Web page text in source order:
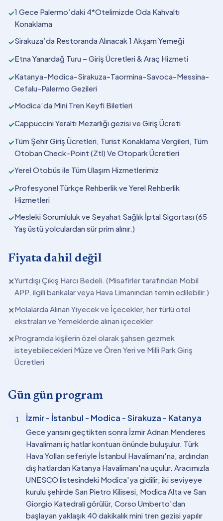
✓1 Gece Palermo’daki 4*Otelimizde Oda Kahvaltı
Konaklama
✓Sirakuza’da Restoranda Alınacak 1 Akşam Yemeği
✓Etna Yanardağ Turu – Giriş Ücretleri & Araç Hizmeti
✓Katanya-Modica-Sirakuza-Taormina-Savoca-Messina-
Cefalu-Palermo Gezileri
✓Modica’da Mini Tren Keyfi Biletleri
✓Cappuccini Yeraltı Mezarlığı gezisi ve Giriş Ücreti
✓Tüm Şehir Giriş Ücretleri, Turist Konaklama Vergileri, Tüm
Otoban Check-Point (Ztl) Ve Otopark Ücretleri
✓Yerel Otobüs ile Tüm Ulaşım Hizmetlerimiz
✓Profesyonel Türkçe Rehberlik ve Yerel Rehberlik
Hizmetleri
✓Mesleki Sorumluluk ve Seyahat Sağlık İptal Sigortası (65
Yaş üstü yolculardan sür prim alınır.)
Fiyata dahil değil
✕Yurtdışı Çıkış Harcı Bedeli. (Misafirler tarafından Mobil
APP, ilgili bankalar veya Hava Limanından temin edilebilir.)
✕Molalarda Alınan Yiyecek ve İçecekler, her türlü otel
ekstraları ve Yemeklerde alınan içecekler
✕Programda kişilerin özel olarak şahsen gezmek
isteyebilecekleri Müze ve Ören Yeri ve Milli Park Giriş
Ücretleri
Gün gün program
1 İzmir - İstanbul - Modica - Sirakuza - Katanya
Gece yarısını geçtikten sonra İzmir Adnan Menderes
Havalimanı iç hatlar kontuarı önünde buluşulur. Türk
Hava Yolları seferiyle İstanbul Havalimanı'na, ardından
dış hatlardan Katanya Havalimanı'na uçulur. Aracımızla
UNESCO listesindeki Modica'ya gidilir; iki seviyeye
kurulu şehirde San Pietro Kilisesi, Modica Alta ve San
Giorgio Katedrali görülür, Corso Umberto'dan
başlayan yaklaşık 40 dakikalık mini tren gezisi yapılır